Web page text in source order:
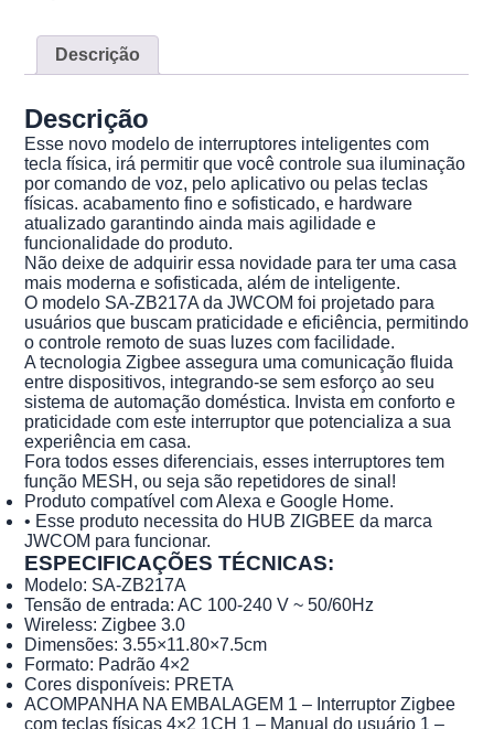
Descrição
Descrição
Esse novo modelo de interruptores inteligentes com
tecla física, irá permitir que você controle sua iluminação
por comando de voz, pelo aplicativo ou pelas teclas
físicas. acabamento fino e sofisticado, e hardware
atualizado garantindo ainda mais agilidade e
funcionalidade do produto.
Não deixe de adquirir essa novidade para ter uma casa
mais moderna e sofisticada, além de inteligente.
O modelo SA-ZB217A da JWCOM foi projetado para
usuários que buscam praticidade e eficiência, permitindo
o controle remoto de suas luzes com facilidade.
A tecnologia Zigbee assegura uma comunicação fluida
entre dispositivos, integrando-se sem esforço ao seu
sistema de automação doméstica. Invista em conforto e
praticidade com este interruptor que potencializa a sua
experiência em casa.
Fora todos esses diferenciais, esses interruptores tem
função MESH, ou seja são repetidores de sinal!
Produto compatível com Alexa e Google Home.
• Esse produto necessita do HUB ZIGBEE da marca
JWCOM para funcionar.
ESPECIFICAÇÕES TÉCNICAS:
Modelo: SA-ZB217A
Tensão de entrada: AC 100-240 V ~ 50/60Hz
Wireless: Zigbee 3.0
Dimensões: 3.55×11.80×7.5cm
Formato: Padrão 4×2
Cores disponíveis: PRETA
ACOMPANHA NA EMBALAGEM 1 – Interruptor Zigbee
com teclas físicas 4×2 1CH 1 – Manual do usuário 1 –